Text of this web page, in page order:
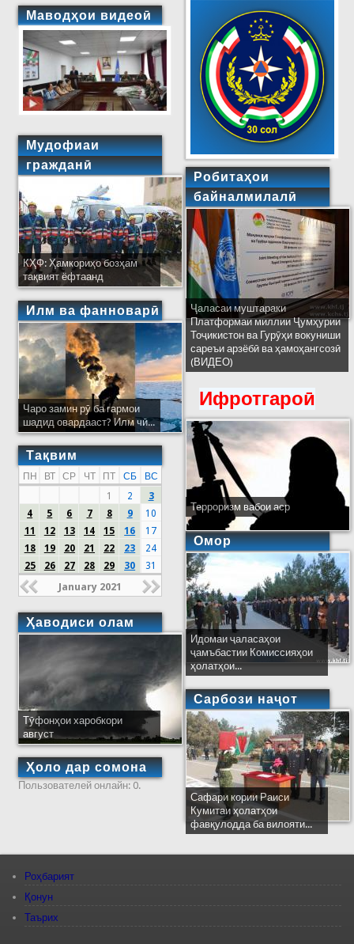
Маводҳои видеоӣ
Мудофиаи
гражданӣ
КҲФ: Ҳамкориҳо бозҳам
тақвият ёфтаанд
Илм ва фанноварӣ
Чаро замин рӯ ба гармои
шадид овардааст? Илм чӣ...
Тақвим
ПН ВТ СР ЧТ ПТ СБ
ВС
1
2
3
4
5 6 7 8 9
10
11
12 13 14 15 16
17
18
19 20 21 22 23
24
25
26 27 28 29 30 31
January 2021
Ҳаводиси олам
Тӯфонҳои харобкори
август
Ҳоло дар сомона
Пользователей онлайн: 0.
Робитаҳои
байналмилалӣ
Ҷаласаи муштараки
Платформаи миллии Ҷумҳурии
Тоҷикистон ва Гурӯҳи вокуниши
сареъи арзёбӣ ва ҳамоҳангсозӣ
(ВИДЕО)
Ифротгароӣ
Терроризм вабои аср
Омор
Идомаи ҷаласаҳои
ҷамъбастии Комиссияҳои
ҳолатҳои...
Сарбози наҷот
Сафари кории Раиси
Кумитаи ҳолатҳои
фавқулодда ба вилояти...
Роҳбарият
Қонун
Таърих